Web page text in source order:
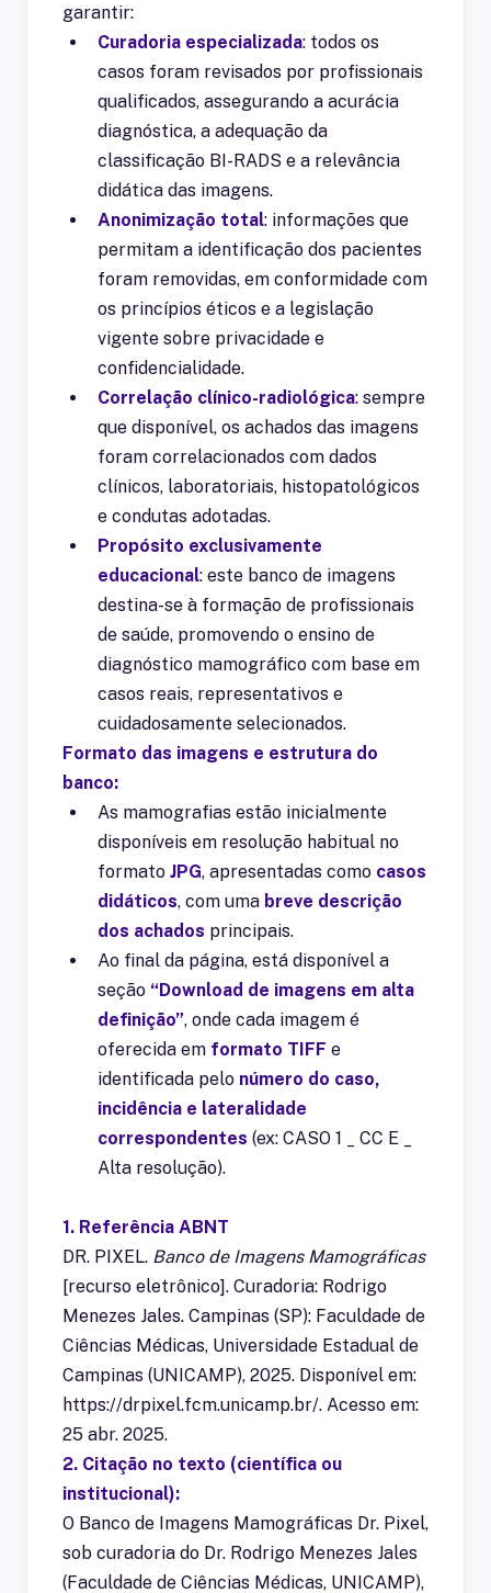
garantir:
Curadoria especializada: todos os
casos foram revisados por profissionais
qualificados, assegurando a acurácia
diagnóstica, a adequação da
classificação BI-RADS e a relevância
didática das imagens.
Anonimização total: informações que
permitam a identificação dos pacientes
foram removidas, em conformidade com
os princípios éticos e a legislação
vigente sobre privacidade e
confidencialidade.
Correlação clínico-radiológica: sempre
que disponível, os achados das imagens
foram correlacionados com dados
clínicos, laboratoriais, histopatológicos
e condutas adotadas.
Propósito exclusivamente
educacional: este banco de imagens
destina-se à formação de profissionais
de saúde, promovendo o ensino de
diagnóstico mamográfico com base em
casos reais, representativos e
cuidadosamente selecionados.
Formato das imagens e estrutura do
banco:
As mamografias estão inicialmente
disponíveis em resolução habitual no
formato JPG, apresentadas como casos
didáticos, com uma breve descrição
dos achados principais.
Ao final da página, está disponível a
seção “Download de imagens em alta
definição”, onde cada imagem é
oferecida em formato TIFF e
identificada pelo número do caso,
incidência e lateralidade
correspondentes (ex: CASO 1 _ CC E _
Alta resolução).
1. Referência ABNT
DR. PIXEL. Banco de Imagens Mamográficas
[recurso eletrônico]. Curadoria: Rodrigo
Menezes Jales. Campinas (SP): Faculdade de
Ciências Médicas, Universidade Estadual de
Campinas (UNICAMP), 2025. Disponível em:
https://drpixel.fcm.unicamp.br/. Acesso em:
25 abr. 2025.
2. Citação no texto (científica ou
institucional):
O Banco de Imagens Mamográficas Dr. Pixel,
sob curadoria do Dr. Rodrigo Menezes Jales
(Faculdade de Ciências Médicas, UNICAMP),